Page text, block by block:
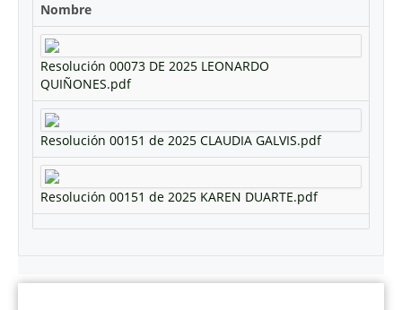
Nombre
Resolución 00073 DE 2025 LEONARDO
QUIÑONES.pdf
Resolución 00151 de 2025 CLAUDIA GALVIS.pdf
Resolución 00151 de 2025 KAREN DUARTE.pdf